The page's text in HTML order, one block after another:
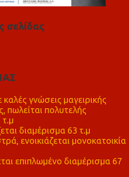
σελίδας
καλές γνώσεις μαγειρικής
πωλείται πολυτελής
τ.μ
διαμέρισμα 63 τ.μ
ενοικιάζεται μονοκατοικία
επιπλωμένο διαμέρισμα 67